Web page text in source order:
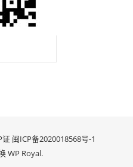
证 闽ICP备2020018568号-1
WP Royal.